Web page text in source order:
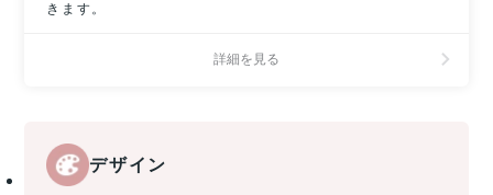
きます。
詳細を見る
デザイン